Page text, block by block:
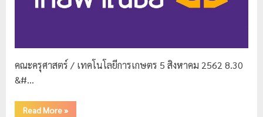
ลั
คณะครุศาสตร์ / เทคโนโลยีการเกษตร 5 สิงหาคม 2562 8.30
&#…
Read More»